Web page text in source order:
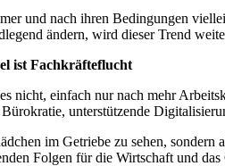
und nach ihren Bedingungen
ändern, wird dieser Trend
ist Fachkräfteflucht
nicht, einfach nur nach mehr
unterstützende
im Getriebe zu sehen,
Folgen für die Wirtschaft und